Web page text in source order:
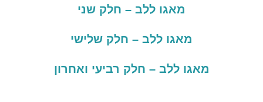
מאגו ללב – חלק שני
מאגו ללב – חלק שלישי
מאגו ללב – חלק רביעי ואחרון